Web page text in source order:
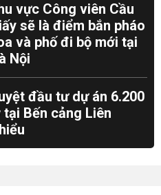
vực Công viên Cầu
sẽ là điểm bắn pháo
và phố đi bộ mới tại
Nội
đầu tư dự án 6.200
tại Bến cảng Liên